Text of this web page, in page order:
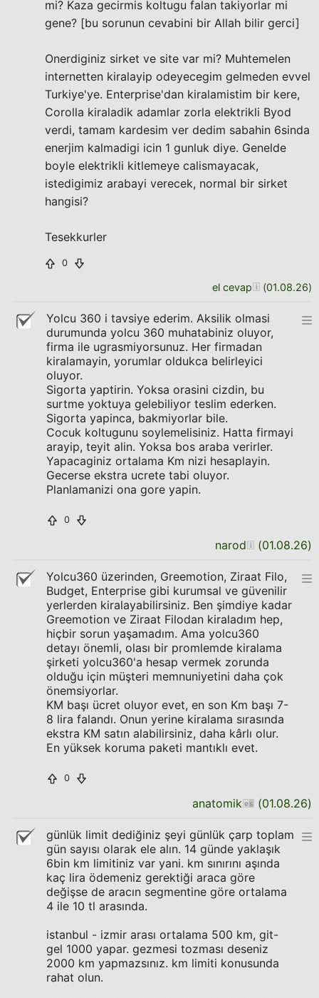
mi? Kaza gecirmis koltugu falan takiyorlar mi
gene? [bu sorunun cevabini bir Allah bilir gerci]
Onerdiginiz sirket ve site var mi? Muhtemelen
internetten kiralayip odeyecegim gelmeden evvel
Turkiye'ye. Enterprise'dan kiralamistim bir kere,
Corolla kiraladik adamlar zorla elektrikli Byod
verdi, tamam kardesim ver dedim sabahin 6sinda
enerjim kalmadigi icin 1 gunluk diye. Genelde
boyle elektrikli kitlemeye calismayacak,
istedigimiz arabayi verecek, normal bir sirket
hangisi?
Tesekkurler
0
el cevap (01.08.26)
Yolcu 360 i tavsiye ederim. Aksilik olmasi
durumunda yolcu 360 muhatabiniz oluyor,
firma ile ugrasmiyorsunuz. Her firmadan
kiralamayin, yorumlar oldukca belirleyici
oluyor.
Sigorta yaptirin. Yoksa orasini cizdin, bu
surtme yoktuya gelebiliyor teslim ederken.
Sigorta yapinca, bakmiyorlar bile.
Cocuk koltugunu soylemelisiniz. Hatta firmayi
arayip, teyit alin. Yoksa bos araba verirler.
Yapacaginiz ortalama Km nizi hesaplayin.
Gecerse ekstra ucrete tabi oluyor.
Planlamanizi ona gore yapin.
0
narod (01.08.26)
Yolcu360 üzerinden, Greemotion, Ziraat Filo,
Budget, Enterprise gibi kurumsal ve güvenilir
yerlerden kiralayabilirsiniz. Ben şimdiye kadar
Greemotion ve Ziraat Filodan kiraladım hep,
hiçbir sorun yaşamadım. Ama yolcu360
detayı önemli, olası bir promlemde kiralama
şirketi yolcu360'a hesap vermek zorunda
olduğu için müşteri memnuniyetini daha çok
önemsiyorlar.
KM başı ücret oluyor evet, en son Km başı 7-
8 lira falandı. Onun yerine kiralama sırasında
ekstra KM satın alabilirsiniz, daha kârlı olur.
En yüksek koruma paketi mantıklı evet.
0
anatomik (01.08.26)
günlük limit dediğiniz şeyi günlük çarp toplam
gün sayısı olarak ele alın. 14 günde yaklaşık
6bin km limitiniz var yani. km sınırını aşında
kaç lira ödemeniz gerektiği araca göre
değişse de aracın segmentine göre ortalama
4 ile 10 tl arasında.
istanbul - izmir arası ortalama 500 km, git-
gel 1000 yapar. gezmesi tozması deseniz
2000 km yapmazsınız. km limiti konusunda
rahat olun.